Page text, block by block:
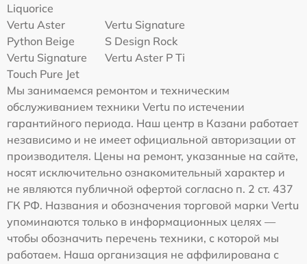
Liquorice
Vertu Aster
Python Beige
Vertu Signature
S Design Rock
Vertu Signature
Touch Pure Jet
Vertu Aster P Ti
Мы занимаемся ремонтом и техническим
обслуживанием техники Vertu по истечении
гарантийного периода. Наш центр в Казани работает
независимо и не имеет официальной авторизации от
производителя. Цены на ремонт, указанные на сайте,
носят исключительно ознакомительный характер и
не являются публичной офертой согласно п. 2 ст. 437
ГК РФ. Названия и обозначения торговой марки Vertu
упоминаются только в информационных целях —
чтобы обозначить перечень техники, с которой мы
работаем. Наша организация не аффилирована с